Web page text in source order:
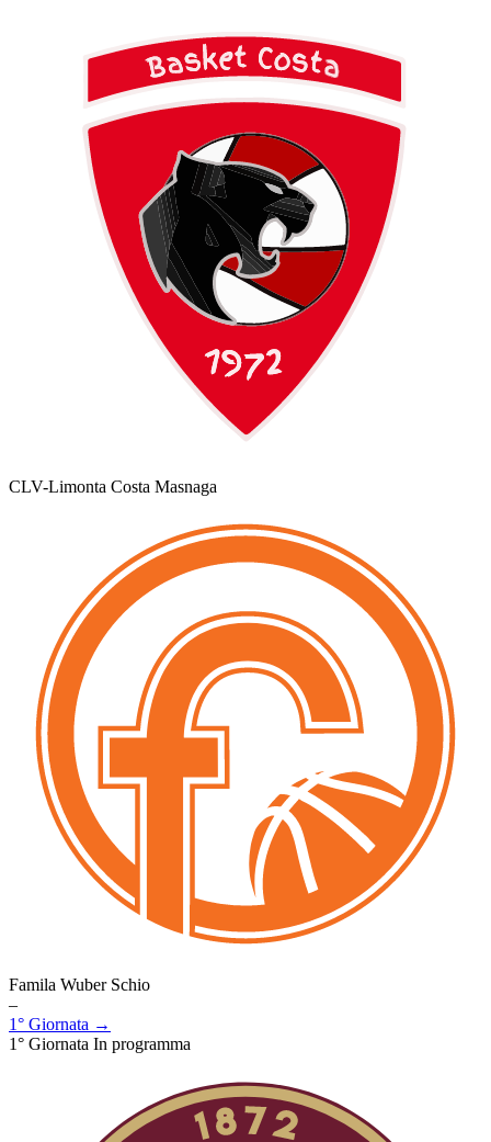
CLV-Limonta Costa Masnaga
Famila Wuber Schio
–
1° Giornata →
1° Giornata In programma